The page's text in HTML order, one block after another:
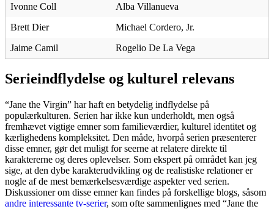
Ivonne Coll
Alba Villanueva
Brett Dier
Michael Cordero, Jr.
Jaime Camil
Rogelio De La Vega
Serieindflydelse og kulturel relevans
“Jane the Virgin” har haft en betydelig indflydelse på
populærkulturen. Serien har ikke kun underholdt, men også
fremhævet vigtige emner som familieværdier, kulturel identitet og
kærlighedens kompleksitet. Den måde, hvorpå serien præsenterer
disse emner, gør det muligt for seerne at relatere direkte til
karaktererne og deres oplevelser. Som ekspert på området kan jeg
sige, at den dybe karakterudvikling og de realistiske relationer er
nogle af de mest bemærkelsesværdige aspekter ved serien.
Diskussioner om disse emner kan findes på forskellige blogs, såsom
andre interessante tv-serier, som ofte sammenlignes med “Jane the